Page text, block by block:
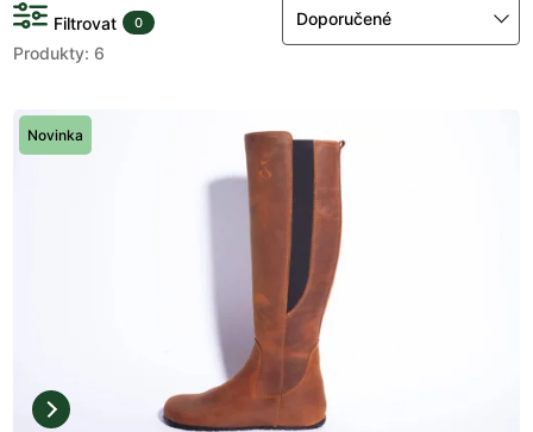
Filtrovat 0
Produkty: 6
Doporučené
Novinka